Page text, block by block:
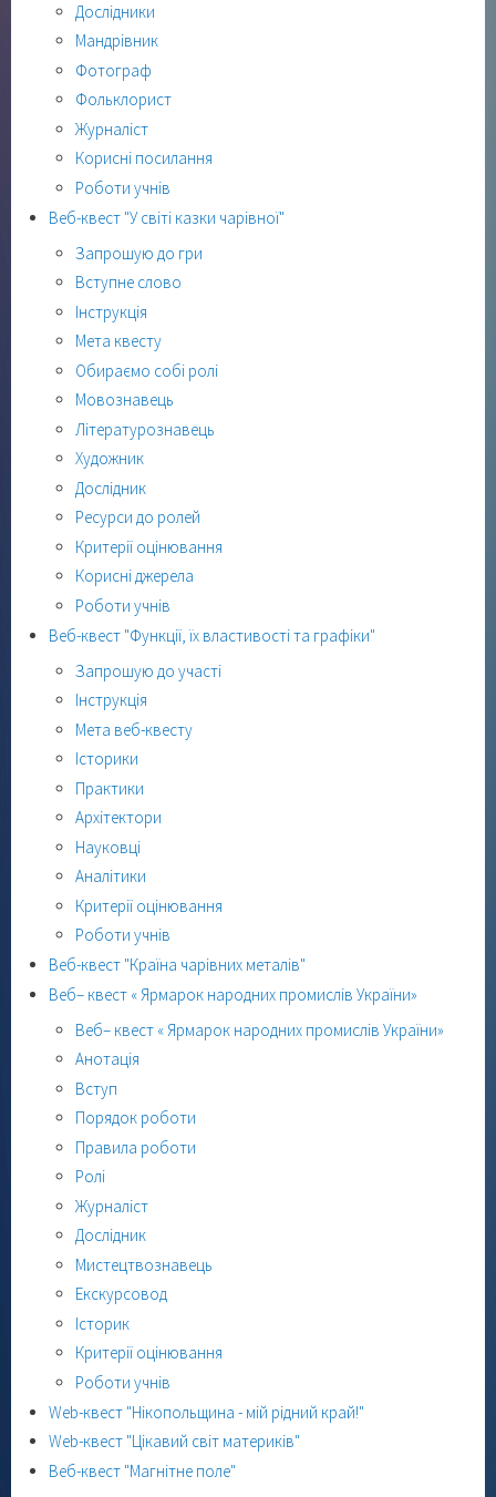
Дослідники
Мандрівник
Фотограф
Фольклорист
Журналіст
Корисні посилання
Роботи учнів
Веб-квест "У світі казки чарівної"
Запрошую до гри
Вступне слово
Інструкція
Мета квесту
Обираємо собі ролі
Мовознавець
Літературознавець
Художник
Дослідник
Ресурси до ролей
Критерії оцінювання
Корисні джерела
Роботи учнів
Веб-квест "Функції, їх властивості та графіки"
Запрошую до участі
Інструкція
Мета веб-квесту
Історики
Практики
Архітектори
Науковці
Аналітики
Критерії оцінювання
Роботи учнів
Веб-квест "Країна чарівних металів"
Веб– квест « Ярмарок народних промислів України»
Веб– квест « Ярмарок народних промислів України»
Анотація
Вступ
Порядок роботи
Правила роботи
Ролі
Журналіст
Дослідник
Мистецтвознавець
Екскурсовод
Історик
Критерії оцінювання
Роботи учнів
Web-квест "Нікопольщина - мій рідний край!"
Web-квест "Цікавий світ материків"
Веб-квест "Магнітне поле"